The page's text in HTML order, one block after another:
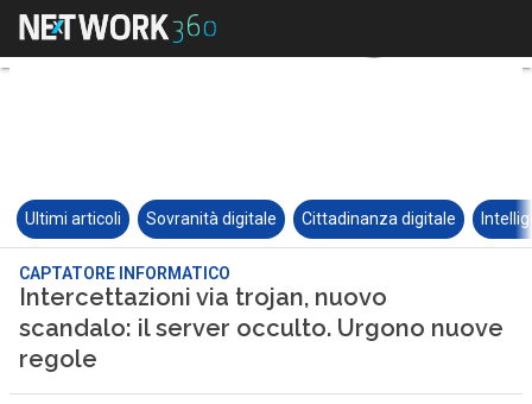
Ultimi articoli Sovranità digitale Cittadinanza digitale
CAPTATORE INFORMATICO
Intercettazioni via trojan, nuovo
scandalo: il server occulto. Urgono nuove
regole